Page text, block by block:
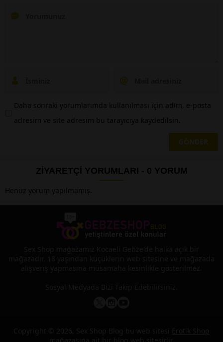
Daha sonraki yorumlarımda kullanılması için adım, e-posta
adresim ve site adresim bu tarayıcıya kaydedilsin.
ZİYARETÇİ YORUMLARI - 0 YORUM
Henüz yorum yapılmamış.